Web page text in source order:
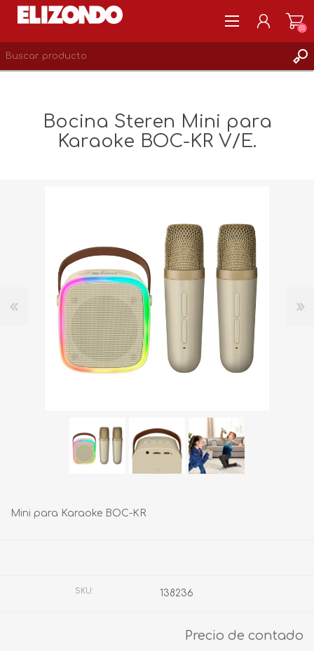
LISTA DE DESEOS 0
(0)
Bocina Steren Mini para
Karaoke BOC-KR V/E.
Mini para Karaoke BOC-KR
SKU: 138236
Precio de contado